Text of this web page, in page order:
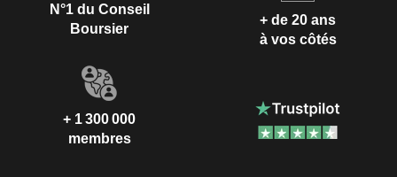
N°1 du Conseil
Boursier
+ de 20 ans
à vos côtés
+ 1 300 000
membres